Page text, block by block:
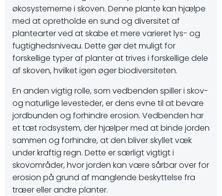
økosystemerne i skoven. Denne plante kan hjælpe
med at opretholde en sund og diversitet af
plantearter ved at skabe et mere varieret lys- og
fugtighedsniveau. Dette gør det muligt for
forskellige typer af planter at trives i forskellige dele
af skoven, hvilket igen øger biodiversiteten.
En anden vigtig rolle, som vedbenden spiller i skov-
og naturlige levesteder, er dens evne til at bevare
jordbunden og forhindre erosion. Vedbenden har
et tæt rodsystem, der hjælper med at binde jorden
sammen og forhindre, at den bliver skyllet væk
under kraftig regn. Dette er særligt vigtigt i
skovområder, hvor jorden kan være sårbar over for
erosion på grund af manglende beskyttelse fra
træer eller andre planter.